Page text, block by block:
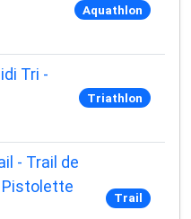
Aquathlon
Tri -
Triathlon
- Trail de
Pistolette
Trail